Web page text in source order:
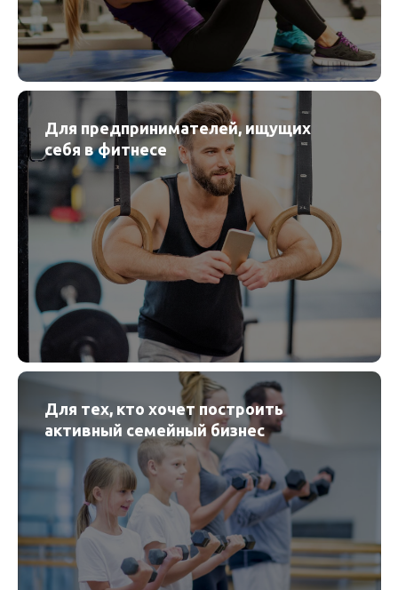
Для предпринимателей, ищущих
себя в фитнесе
Для тех, кто хочет построить
активный семейный бизнес